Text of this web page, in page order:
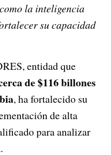
la inteligencia
su capacidad
entidad que
de $116 billones
, ha fortalecido su
de alta
para analizar